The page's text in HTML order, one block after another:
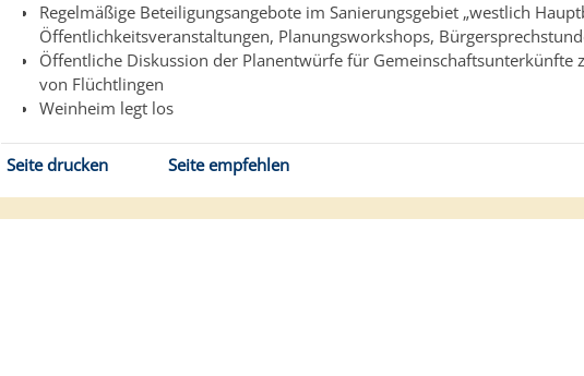
Regelmäßige Beteiligungsangebote im Sanierungsgebiet „westlich
Öffentlichkeitsveranstaltungen, Planungsworkshops,
Öffentliche Diskussion der Planentwürfe für Gemeinschaftsunterkünfte
von Flüchtlingen
Weinheim legt los
Seite drucken Seite empfehlen